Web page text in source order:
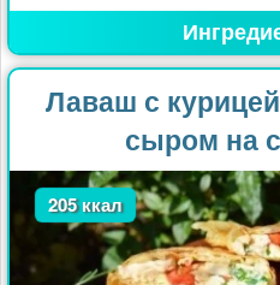
Лаваш с
сыром на
205 ккал